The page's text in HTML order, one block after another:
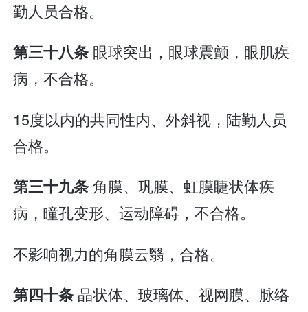
勤人员合格。
第三十八条 眼球突出，眼球震颤，眼肌疾
病，不合格。
15度以内的共同性内、外斜视，陆勤人员
合格。
第三十九条角膜、巩膜、虹膜睫状体疾
病，瞳孔变形、运动障碍，不合格。
不影响视力的角膜云翳，合格。
第四十条 晶状体、玻璃体、视网膜、脉络